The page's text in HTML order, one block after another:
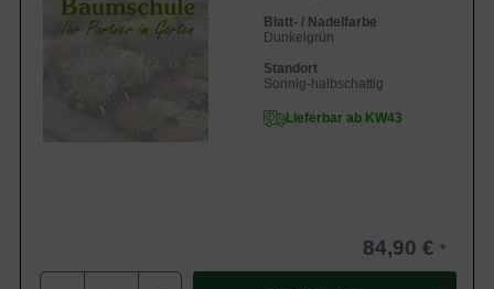
Blatt- / Nadelfarbe
Dunkelgrün
Standort
Sonnig-halbschattig
Lieferbar ab KW43
84,90 €